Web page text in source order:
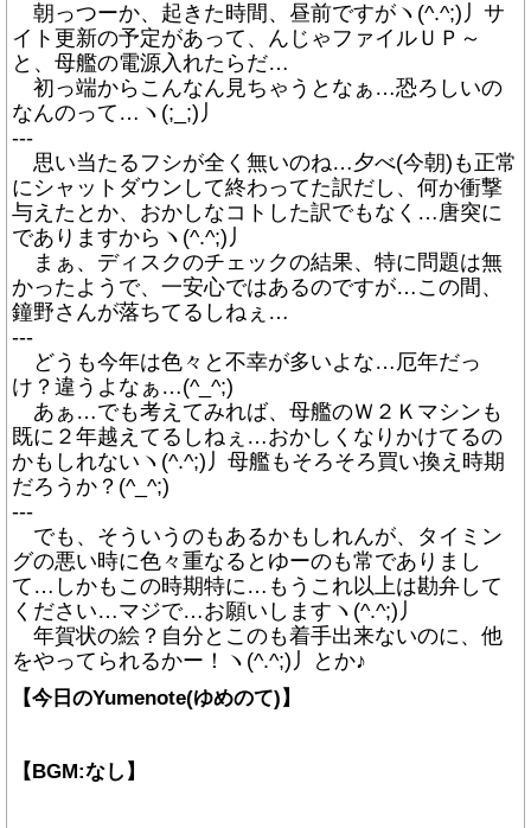
朝っつーか、起きた時間、昼前ですがヽ(^.^;)丿サ
イト更新の予定があって、んじゃファイルＵＰ～
と、母艦の電源入れたらだ…
初っ端からこんなん見ちゃうとなぁ…恐ろしいの
なんのって…ヽ(;_;)丿
---
思い当たるフシが全く無いのね…夕べ(今朝)も正常
にシャットダウンして終わってた訳だし、何か衝撃
与えたとか、おかしなコトした訳でもなく…唐突に
でありますからヽ(^.^;)丿
まぁ、ディスクのチェックの結果、特に問題は無
かったようで、一安心ではあるのですが…この間、
鐘野さんが落ちてるしねぇ…
---
どうも今年は色々と不幸が多いよな…厄年だっ
け？違うよなぁ…(^_^;)
あぁ…でも考えてみれば、母艦のＷ２Ｋマシンも
既に２年越えてるしねぇ…おかしくなりかけてるの
かもしれないヽ(^.^;)丿母艦もそろそろ買い換え時期
だろうか？(^_^;)
---
でも、そういうのもあるかもしれんが、タイミン
グの悪い時に色々重なるとゆーのも常でありまし
て…しかもこの時期特に…もうこれ以上は勘弁して
ください…マジで…お願いしますヽ(^.^;)丿
年賀状の絵？自分とこのも着手出来ないのに、他
をやってられるかー！ヽ(^.^;)丿とか♪
【今日のYumenote(ゆめのて)】
【BGM:なし】